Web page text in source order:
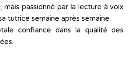
, mais passionné par la lecture à voix
tutrice semaine après semaine.
confiance dans la qualité des